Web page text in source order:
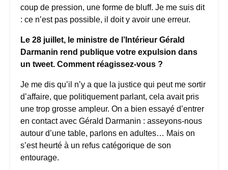
coup de pression, une forme de bluff. Je me suis dit
: ce n’est pas possible, il doit y avoir une erreur.
Le 28 juillet, le ministre de l’Intérieur Gérald
Darmanin rend publique votre expulsion dans
un tweet. Comment réagissez-vous ?
Je me dis qu’il n’y a que la justice qui peut me sortir
d’affaire, que politiquement parlant, cela avait pris
une trop grosse ampleur. On a bien essayé d’entrer
en contact avec Gérald Darmanin : asseyons-nous
autour d’une table, parlons en adultes… Mais on
s’est heurté à un refus catégorique de son
entourage.